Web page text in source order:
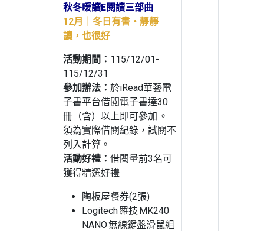
秋冬暖讀E閱讀三部曲
12月｜冬日有書・靜靜
讀，也很好
活動期間： 115/12/01-
115/12/31
參加辦法： 於iRead華藝電
子書平台借閱電子書達30
冊（含）以上即可參加 。
須為實際借閱紀錄，試閱不
列入計算。
活動好禮： 借閱量前3名可
獲得精選好禮
陶板屋餐券(2張)
Logitech 羅技 MK240
NANO 無線鍵盤滑鼠組